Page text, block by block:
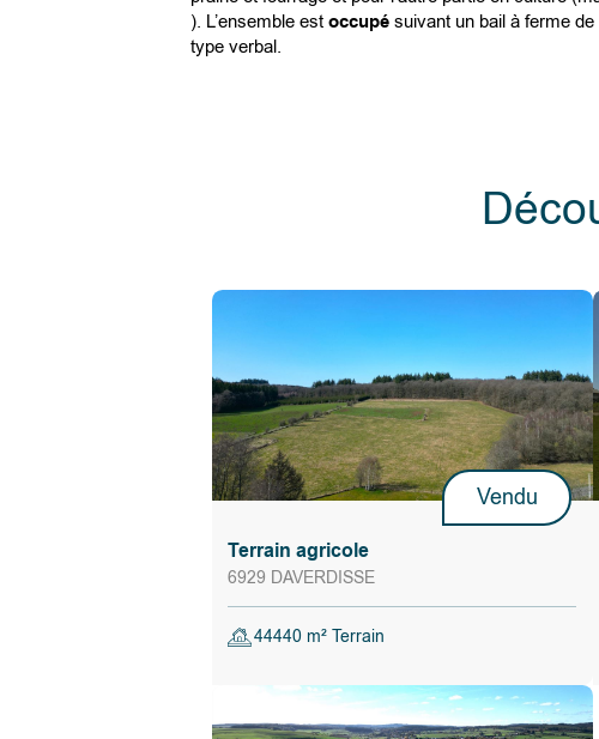
). L’ensemble est occupé suivant un bail à ferme de
type verbal.
Vendu
Terrain agricole
6929 DAVERDISSE
44440 m² Terrain